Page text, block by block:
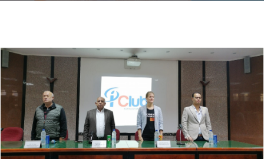
المجلات العلمية
تواصل معنا